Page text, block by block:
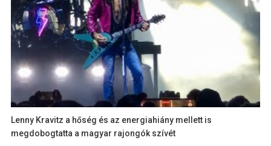
Lenny Kravitz a hőség és az energiahiány mellett is
megdobogtatta a magyar rajongók szívét